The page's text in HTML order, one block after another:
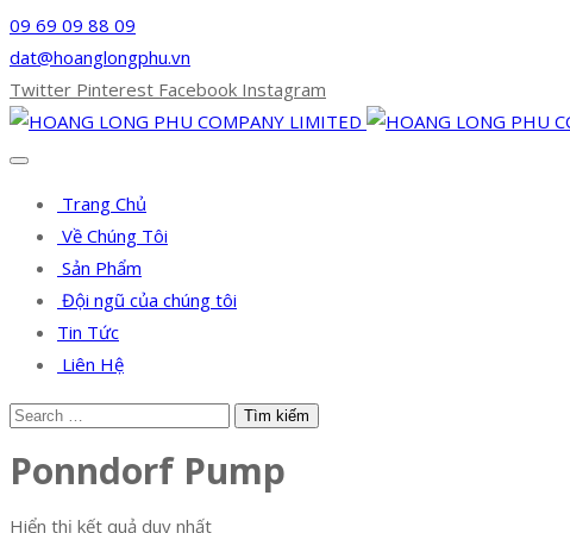
09 69 09 88 09
dat@hoanglongphu.vn
Twitter Pinterest Facebook Instagram
Trang Chủ
Về Chúng Tôi
Sản Phẩm
Đội ngũ của chúng tôi
Tin Tức
Liên Hệ
Ponndorf Pump
Hiển thị kết quả duy nhất